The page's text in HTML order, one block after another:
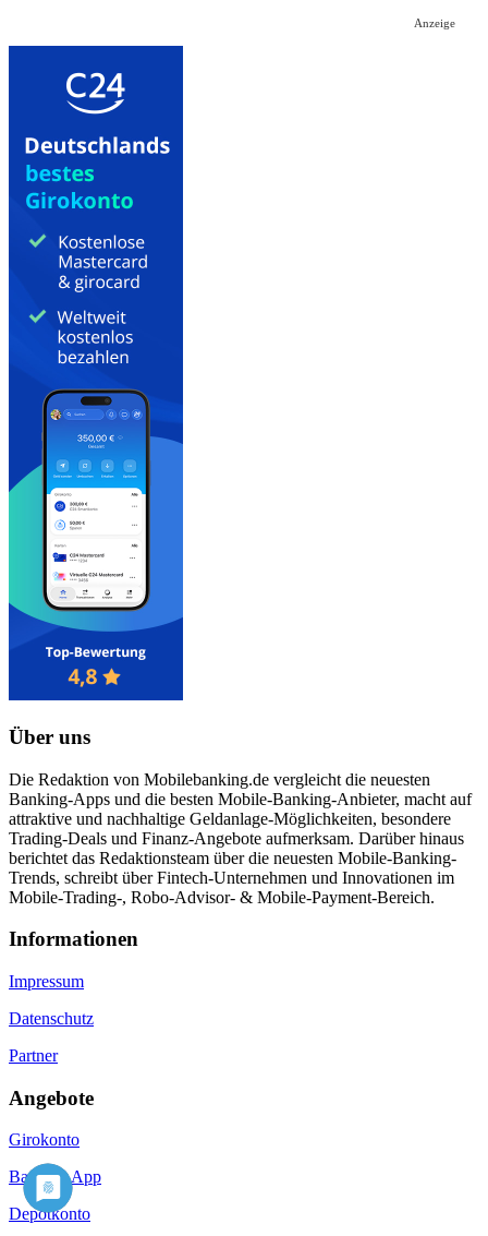
Anzeige
Über uns
Die Redaktion von Mobilebanking.de vergleicht die neuesten
Banking-Apps und die besten Mobile-Banking-Anbieter, macht auf
attraktive und nachhaltige Geldanlage-Möglichkeiten, besondere
Trading-Deals und Finanz-Angebote aufmerksam. Darüber hinaus
berichtet das Redaktionsteam über die neuesten Mobile-Banking-
Trends, schreibt über Fintech-Unternehmen und Innovationen im
Mobile-Trading-, Robo-Advisor- & Mobile-Payment-Bereich.
Informa­tionen
Impressum
Datenschutz
Partner
Angebote
Girokonto
Banking App
Depotkonto